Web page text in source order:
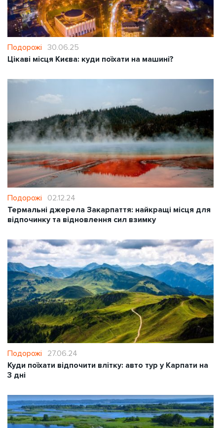
Подорожі 30.06.25
Цікаві місця Києва: куди поїхати на машині?
Подорожі
02.12.24
Термальні джерела Закарпаття: найкращі місця для
відпочинку та відновлення сил взимку
Подорожі
27.06.24
Куди поїхати відпочити влітку: авто тур у Карпати на
3 дні